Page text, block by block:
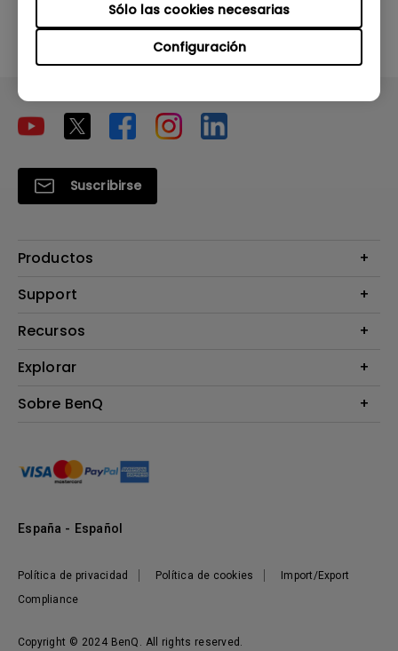
Configuración
Sólo las cookies necesarias
Previsualizar
Suscribirse
Productos
Proyectores
Iluminación
Altavoz
Support
Contáctanos
Preguntas frecuentes sobre la tienda en línea de BenQ
Información de Devolución BenQ Shop
Recursos
Centros de información
Explorar
Embajadores de marca BenQ
Sobre BenQ
Responsabilidad social corporativa
Noticias
Copyright © 2024 BenQ. All rights reserved.
Política de privacidad Política de cookies
Import/Export
Compliance
España - Español